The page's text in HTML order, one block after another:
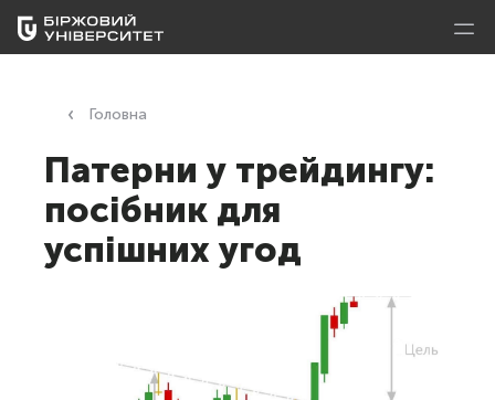
Головна
Патерни у трейдингу:
посібник для
успішних угод